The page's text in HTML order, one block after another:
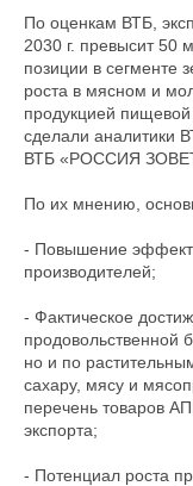
По оценкам ВТБ,
2030 г. превысит
позиции в сегменте
роста в мясном и
продукцией
сделали аналитики
ВТБ «РОССИЯ
По их мнению,
- Повышение
производителей;
- Фактическое
продовольственной
но и по
сахару, мясу и
перечень товаров
экспорта;
- Потенциал роста